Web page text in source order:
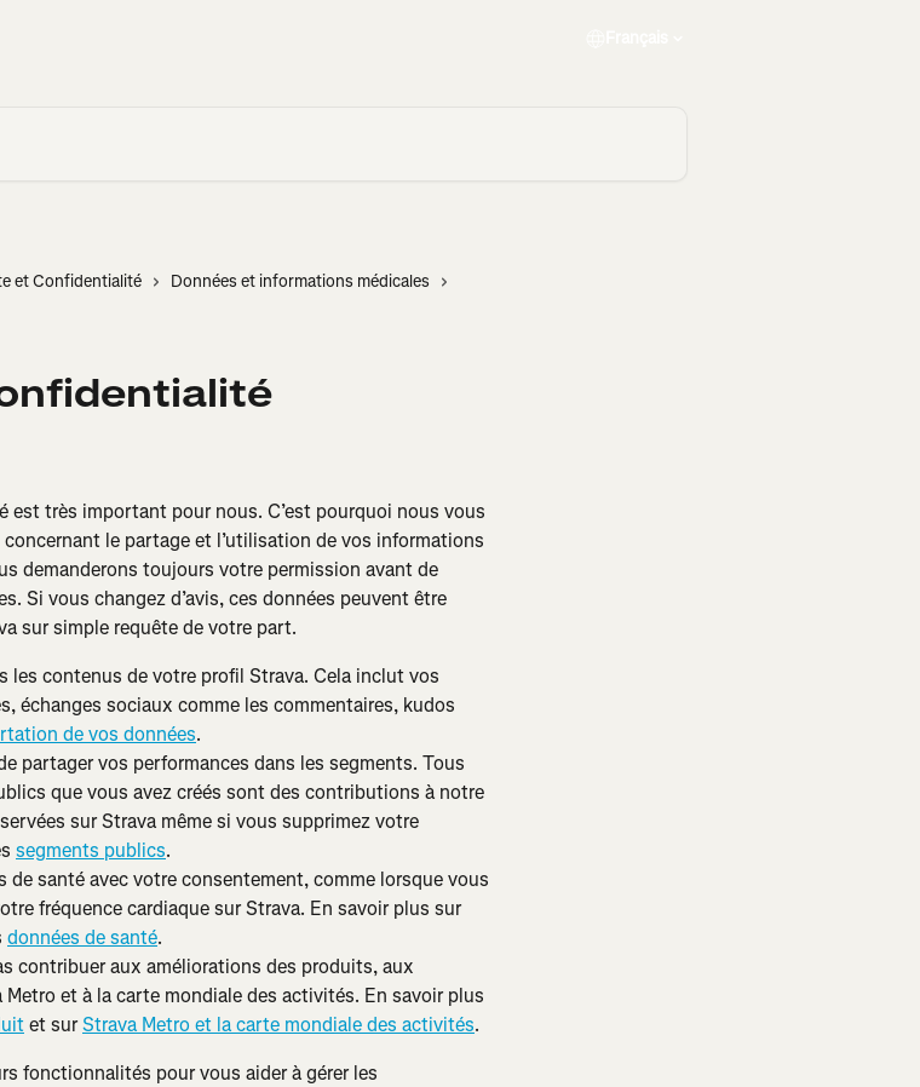
et Confidentialité
Données et informations médicales
est très important pour nous. C’est pourquoi nous vous
le partage et l’utilisation de vos informations
demanderons toujours votre permission avant de
Si vous changez d’avis, ces données peuvent être
sur simple requête de votre part.
les contenus de votre profil Strava. Cela inclut vos
échanges sociaux comme les commentaires, kudos
de vos données.
partager vos performances dans les segments. Tous
que vous avez créés sont des contributions à notre
sur Strava même si vous supprimez votre
segments publics.
de santé avec votre consentement, comme lorsque vous
fréquence cardiaque sur Strava. En savoir plus sur
données de santé.
contribuer aux améliorations des produits, aux
et à la carte mondiale des activités. En savoir plus
et sur Strava Metro et la carte mondiale des activités.
fonctionnalités pour vous aider à gérer les